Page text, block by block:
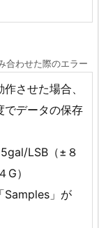
合わせた際のエラー
させた場合、
でデータの保存
LSB（±８
）
Samples」が